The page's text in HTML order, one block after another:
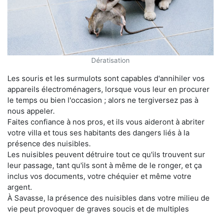
Dératisation
Les souris et les surmulots sont capables d'annihiler vos
appareils électroménagers, lorsque vous leur en procurer
le temps ou bien l'occasion ; alors ne tergiversez pas à
nous appeler.
Faites confiance à nos pros, et ils vous aideront à abriter
votre villa et tous ses habitants des dangers liés à la
présence des nuisibles.
Les nuisibles peuvent détruire tout ce qu'ils trouvent sur
leur passage, tant qu'ils sont à même de le ronger, et ça
inclus vos documents, votre chéquier et même votre
argent.
À Savasse, la présence des nuisibles dans votre milieu de
vie peut provoquer de graves soucis et de multiples